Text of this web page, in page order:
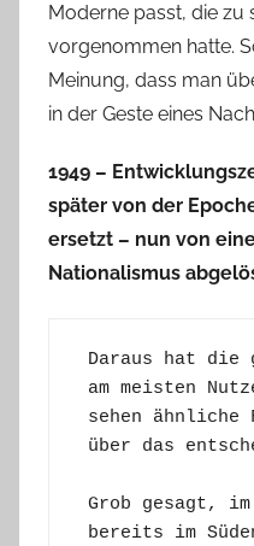
Moderne passt, die zu
vorgenommen hatte.
Meinung, dass man
in der Geste eines
1949 –
später von der
ersetzt – nun von
Nationalismus
Daraus hat die
am meisten
sehen ähnliche
über das
Grob gesagt,
bereits im